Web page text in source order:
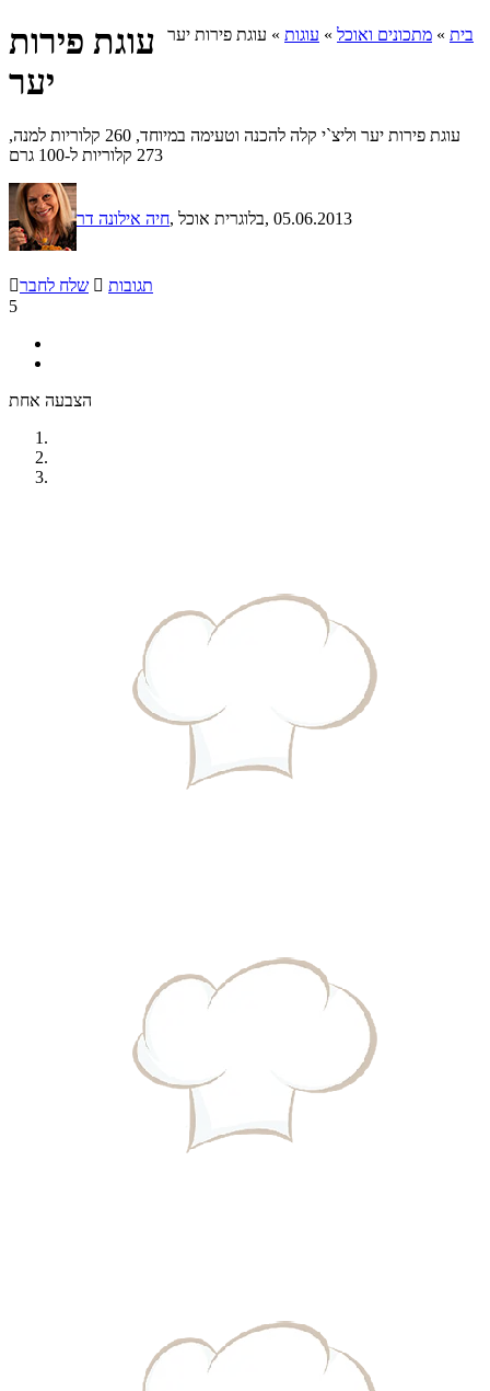
בית » מתכונים ואוכל » עוגות » עוגת פירות יער
עוגת פירות
יער
עוגת פירות יער וליצ`י קלה להכנה וטעימה במיוחד, 260 קלוריות למנה,
273 קלוריות ל-100 גרם
חיה אילונה דר , בלוגרית אוכל, 05.06.2013
שלח לחבר  תגובות
5
הצבעה אחת